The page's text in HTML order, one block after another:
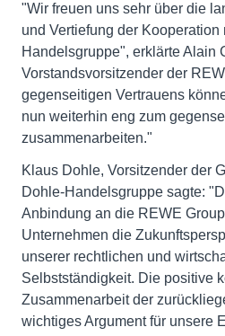
"Wir freuen uns sehr über die
und Vertiefung der Kooperation
Handelsgruppe", erklärte Alain
Vorstandsvorsitzender der
gegenseitigen Vertrauens
nun weiterhin eng zum
zusammenarbeiten."
Klaus Dohle, Vorsitzender der
Dohle-Handelsgruppe sagte:
Anbindung an die REWE
Unternehmen die
unserer rechtlichen und
Selbstständigkeit. Die positive
Zusammenarbeit der
wichtiges Argument für unsere